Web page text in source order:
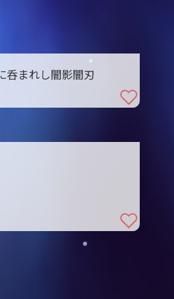
呑まれし闇影闇刃